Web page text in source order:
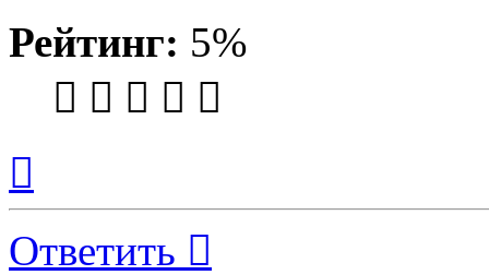
Рейтинг: 5%
началу
Ответить